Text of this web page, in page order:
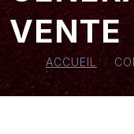
VENTE
ACCUEIL